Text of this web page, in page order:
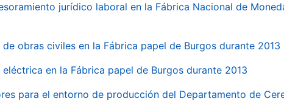
jurídico laboral en la Fábrica Nacional de
obras civiles en la Fábrica papel de Burgos durante 2013
en la Fábrica papel de Burgos durante 2013
para el entorno de producción del Departamento de